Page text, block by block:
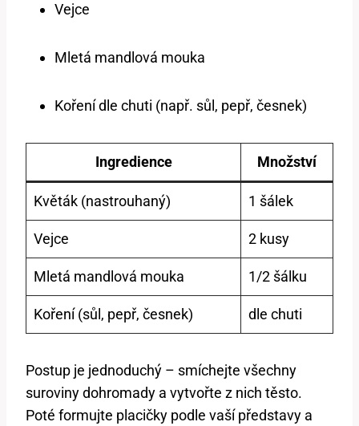
Vejce
Mletá mandlová mouka
Koření dle chuti (např. sůl, pepř, česnek)
Ingredience Množství
Květák (nastrouhaný) 1 šálek
Vejce 2 kusy
Mletá mandlová mouka 1/2 šálku
Koření (sůl, pepř, česnek) dle chuti
Postup je jednoduchý – smíchejte všechny
suroviny dohromady a vytvořte z nich těsto.
Poté formujte placičky podle vaší představy a